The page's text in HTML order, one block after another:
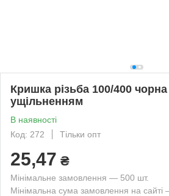
Кришка різьба 100/400 чорна
ущільненням
В наявності
Код: 272
Тільки опт
25,47 ₴
Мінімальне замовлення — 500 шт.
Мінімальна сума замовлення на